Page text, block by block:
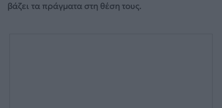
βάζει τα πράγματα στη θέση τους.